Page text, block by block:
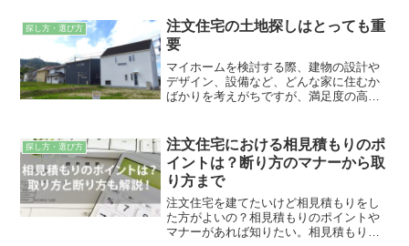
解度もチェックしておきましょう。
探し方・選び方
注文住宅の土地探しはとっても重
要
マイホームを検討する際、建物の設計や
デザイン、設備など、どんな家に住むか
ばかりを考えがちですが、満足度の高い
探し方・選び方
注文住宅における相見積もりのポ
イントは？断り方のマナーから取
り方まで
注文住宅を建てたいけど相見積もりをし
た方がよいの？相見積もりのポイントや
マナーがあれば知りたい。相見積もりで